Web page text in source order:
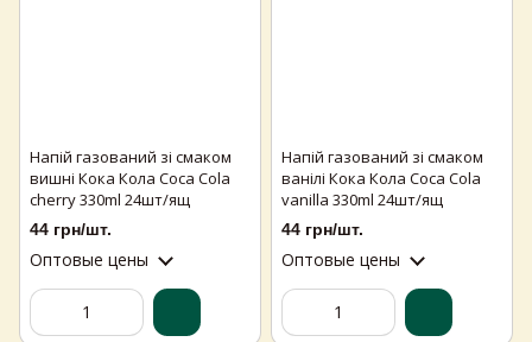
Напій газований зі смаком
вишні Кока Кола Coca Cola
cherry 330ml 24шт/ящ
44 грн/шт.
Оптовые цены
Напій газований зі смаком
ванілі Кока Кола Coca Cola
vanilla 330ml 24шт/ящ
44 грн/шт.
Оптовые цены